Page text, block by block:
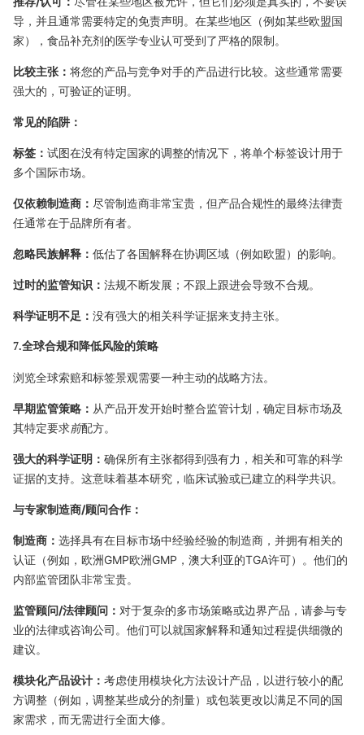
导，并且通常需要特定的免责声明。在某些地区（例如某些欧盟国
家），食品补充剂的医学专业认可受到了严格的限制。
比较主张： 将您的产品与竞争对手的产品进行比较。这些通常需要
强大的，可验证的证明。
常见的陷阱：
标签： 试图在没有特定国家的调整的情况下，将单个标签设计用于
多个国际市场。
仅依赖制造商： 尽管制造商非常宝贵，但产品合规性的最终法律责
任通常在于品牌所有者。
忽略民族解释： 低估了各国解释在协调区域（例如欧盟）的影响。
过时的监管知识： 法规不断发展；不跟上跟进会导致不合规。
科学证明不足： 没有强大的相关科学证据来支持主张。
7.全球合规和降低风险的策略
浏览全球索赔和标签景观需要一种主动的战略方法。
早期监管策略： 从产品开发开始时整合监管计划，确定目标市场及
其特定要求前配方。
强大的科学证明： 确保所有主张都得到强有力，相关和可靠的科学
证据的支持。这意味着基本研究，临床试验或已建立的科学共识。
与专家制造商/顾问合作：
制造商： 选择具有在目标市场中经验经验的制造商，并拥有相关的
认证（例如，欧洲GMP欧洲GMP，澳大利亚的TGA许可）。他们的
内部监管团队非常宝贵。
监管顾问/法律顾问： 对于复杂的多市场策略或边界产品，请参与专
业的法律或咨询公司。他们可以就国家解释和通知过程提供细微的
建议。
模块化产品设计： 考虑使用模块化方法设计产品，以进行较小的配
方调整（例如，调整某些成分的剂量）或包装更改以满足不同的国
家需求，而无需进行全面大修。